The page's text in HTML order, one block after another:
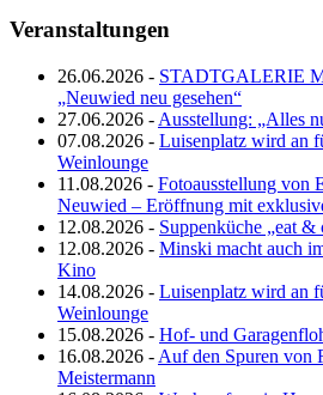
Veranstaltungen
26.06.2026 - STADTGALERIE
„Neuwied neu gesehen“
27.06.2026 - Ausstellung: „Alles
07.08.2026 - Luisenplatz wird an
Weinlounge
11.08.2026 - Fotoausstellung von
Neuwied – Eröffnung mit
12.08.2026 - Suppenküche „eat
12.08.2026 - Minski macht auch
Kino
14.08.2026 - Luisenplatz wird an
Weinlounge
15.08.2026 - Hof- und
16.08.2026 - Auf den Spuren von
Meistermann